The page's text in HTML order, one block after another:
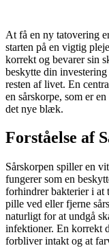
At få en ny tatovering
starten på en vigtig
korrekt og bevarer sin
beskytte din
resten af livet. En
en sårskorpe, som er
det nye blæk.
Forståelse af
Sårskorpen spiller en
fungerer som en
forhindrer bakterier i at
pille ved eller fjerne
naturligt for at undgå
infektioner. En korrekt
forbliver intakt og at